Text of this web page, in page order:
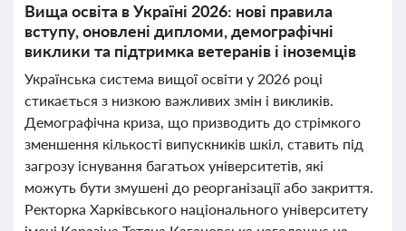
Вища освіта в Україні 2026: нові правила
вступу, оновлені дипломи, демографічні
виклики та підтримка ветеранів і іноземців
Українська система вищої освіти у 2026 році
стикається з низкою важливих змін і викликів.
Демографічна криза, що призводить до стрімкого
зменшення кількості випускників шкіл, ставить під
загрозу існування багатьох університетів, які
можуть бути змушені до реорганізації або закриття.
Ректорка Харківського національного університету